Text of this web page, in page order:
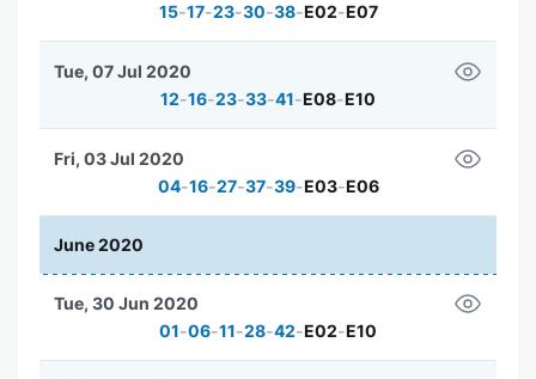
15-17-23-30-38-E02-E07
12-16-23-33-41-E08-E10
Tue, 07 Jul 2020
04-16-27-37-39-E03-E06
Fri, 03 Jul 2020
June 2020
01-06-11-28-42-E02-E10
Tue, 30 Jun 2020